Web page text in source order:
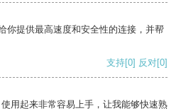
你提供最高速度和安全性的连接，并帮
支持[0] 反对[0]
用起来非常容易上手，让我能够快速熟